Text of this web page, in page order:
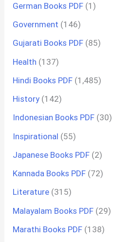
German Books PDF (1)
Government (146)
Gujarati Books PDF (85)
Health (137)
Hindi Books PDF (1,485)
History (142)
Indonesian Books PDF (30)
Inspirational (55)
Japanese Books PDF (2)
Kannada Books PDF (72)
Literature (315)
Malayalam Books PDF (29)
Marathi Books PDF (138)